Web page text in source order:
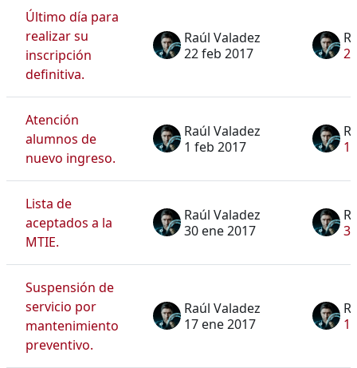
Último día para
realizar su
inscripción
definitiva.
Raúl Valadez
22 feb 2017
Atención
alumnos de
nuevo ingreso.
Raúl Valadez
1 feb 2017
1
Lista de
aceptados a la
MTIE.
Raúl Valadez
30 ene 2017
Suspensión de
servicio por
mantenimiento
preventivo.
Raúl Valadez
17 ene 2017